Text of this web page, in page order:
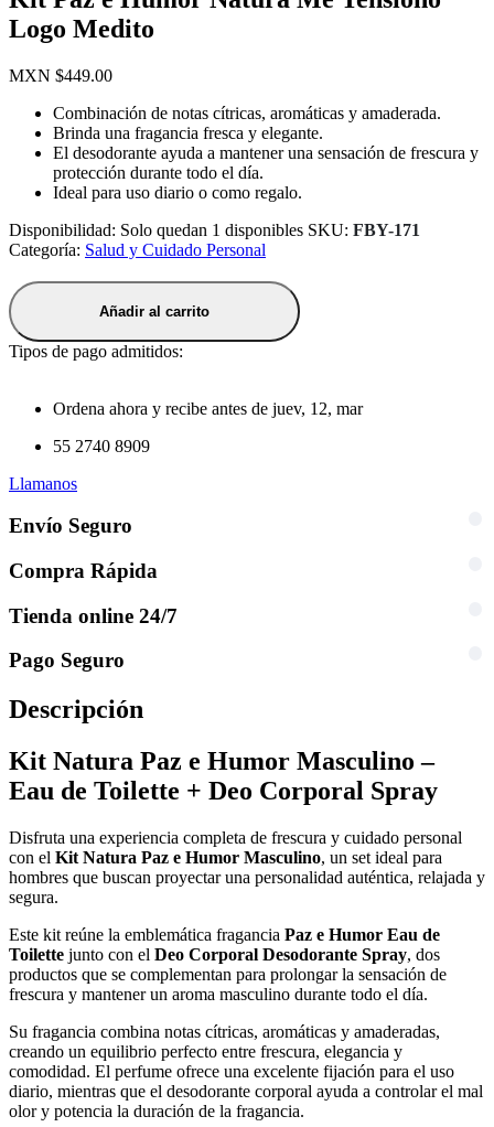
Logo Medito
MXN $449.00
Combinación de notas cítricas, aromáticas y amaderada.
Brinda una fragancia fresca y elegante.
El desodorante ayuda a mantener una sensación de frescura y
protección durante todo el día.
Ideal para uso diario o como regalo.
Disponibilidad: Solo quedan 1 disponibles SKU: FBY-171
Categoría: Salud y Cuidado Personal
Añadir al carrito
Tipos de pago admitidos:
Ordena ahora y recibe antes de juev, 12, mar
55 2740 8909
Llamanos
Envío Seguro
Compra Rápida
Tienda online 24/7
Pago Seguro
Descripción
Kit Natura Paz e Humor Masculino –
Eau de Toilette + Deo Corporal Spray
Disfruta una experiencia completa de frescura y cuidado personal
con el Kit Natura Paz e Humor Masculino, un set ideal para
hombres que buscan proyectar una personalidad auténtica, relajada y
segura.
Este kit reúne la emblemática fragancia Paz e Humor Eau de
Toilette junto con el Deo Corporal Desodorante Spray, dos
productos que se complementan para prolongar la sensación de
frescura y mantener un aroma masculino durante todo el día.
Su fragancia combina notas cítricas, aromáticas y amaderadas,
creando un equilibrio perfecto entre frescura, elegancia y
comodidad. El perfume ofrece una excelente fijación para el uso
diario, mientras que el desodorante corporal ayuda a controlar el mal
olor y potencia la duración de la fragancia.